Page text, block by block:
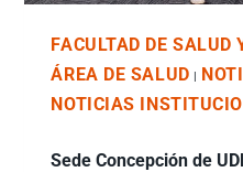
FACULTAD DE SALUD
ÁREA DE SALUD |
NOTICIAS
Sede Concepción de